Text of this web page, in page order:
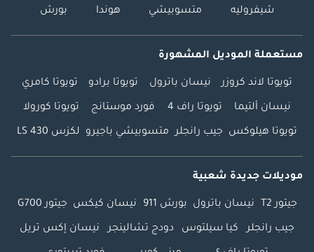
شيفروليه متسوبيشي هوندا بورش
مستعملة الموديل المشهورة
تويوتا لاند كروزر نيسان باترول تويوتا برادو تويوتا كامري
نيسان ألتيما تويوتا راف 4 فورد موستانج تويوتا كورولا
تويوتا هيلوكس جيب رانجلر متسوبيشي باجيرو لكزس LS 430
موديلات جديدة شعبية
جيتور T2 نيسان باترول بورش 911 نيسان كيكس جيتور G700
جيب رانجلر كيا سيلتوس دودج تشالينجر نيسان إكس تريل